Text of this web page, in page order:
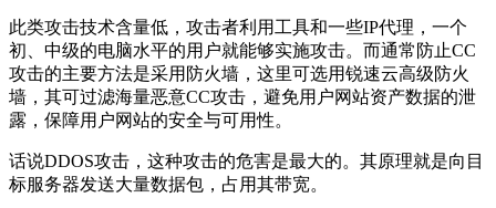
此类攻击技术含量低，攻击者利用工具和一些IP代理，一个
初、中级的电脑水平的用户就能够实施攻击。而通常防止CC
攻击的主要方法是采用防火墙，这里可选用锐速云高级防火
墙，其可过滤海量恶意CC攻击，避免用户网站资产数据的泄
露，保障用户网站的安全与可用性。
话说DDOS攻击，这种攻击的危害是最大的。其原理就是向目
标服务器发送大量数据包，占用其带宽。